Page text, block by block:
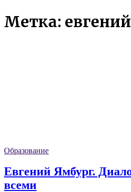
Метка:
Образование
Евгений Ямбург.
всеми